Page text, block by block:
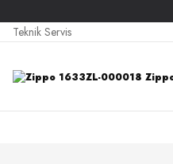
Teknik Servis